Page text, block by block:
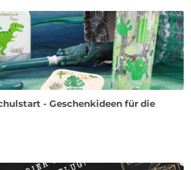
- Geschenkideen für die